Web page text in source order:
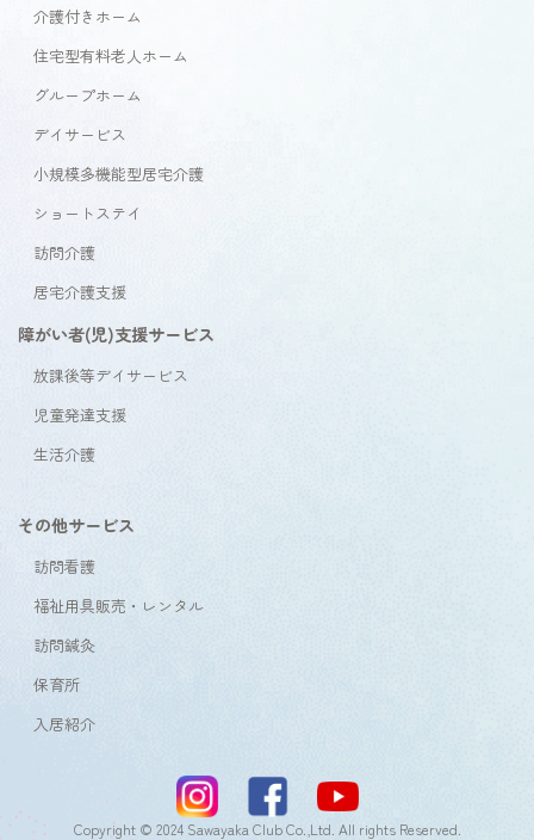
介護付きホーム
住宅型有料老人ホーム
グループホーム
デイサービス
小規模多機能型居宅介護
ショートステイ
訪問介護
居宅介護支援
障がい者(児)支援サービス
放課後等デイサービス
児童発達支援
生活介護
その他サービス
訪問看護
福祉用具販売・レンタル
訪問鍼灸
保育所
入居紹介
Copyright © 2024 Sawayaka Club Co.,Ltd. All rights Reserved.